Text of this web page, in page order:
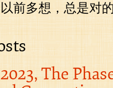
前多想，总是对
The